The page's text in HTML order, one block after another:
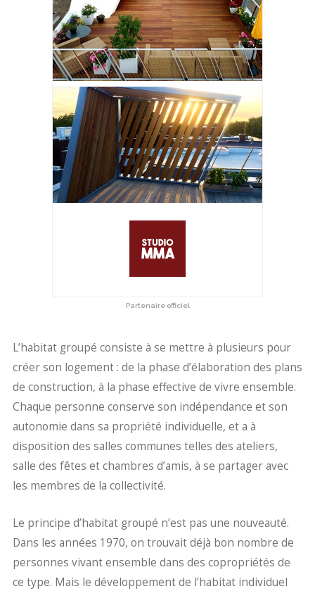
Partenaire officiel
L’habitat groupé consiste à se mettre à plusieurs pour
créer son logement : de la phase d’élaboration des plans
de construction, à la phase effective de vivre ensemble.
Chaque personne conserve son indépendance et son
autonomie dans sa propriété individuelle, et a à
disposition des salles communes telles des ateliers,
salle des fêtes et chambres d’amis, à se partager avec
les membres de la collectivité.
Le principe d’habitat groupé n’est pas une nouveauté.
Dans les années 1970, on trouvait déjà bon nombre de
personnes vivant ensemble dans des copropriétés de
ce type. Mais le développement de l’habitat individuel